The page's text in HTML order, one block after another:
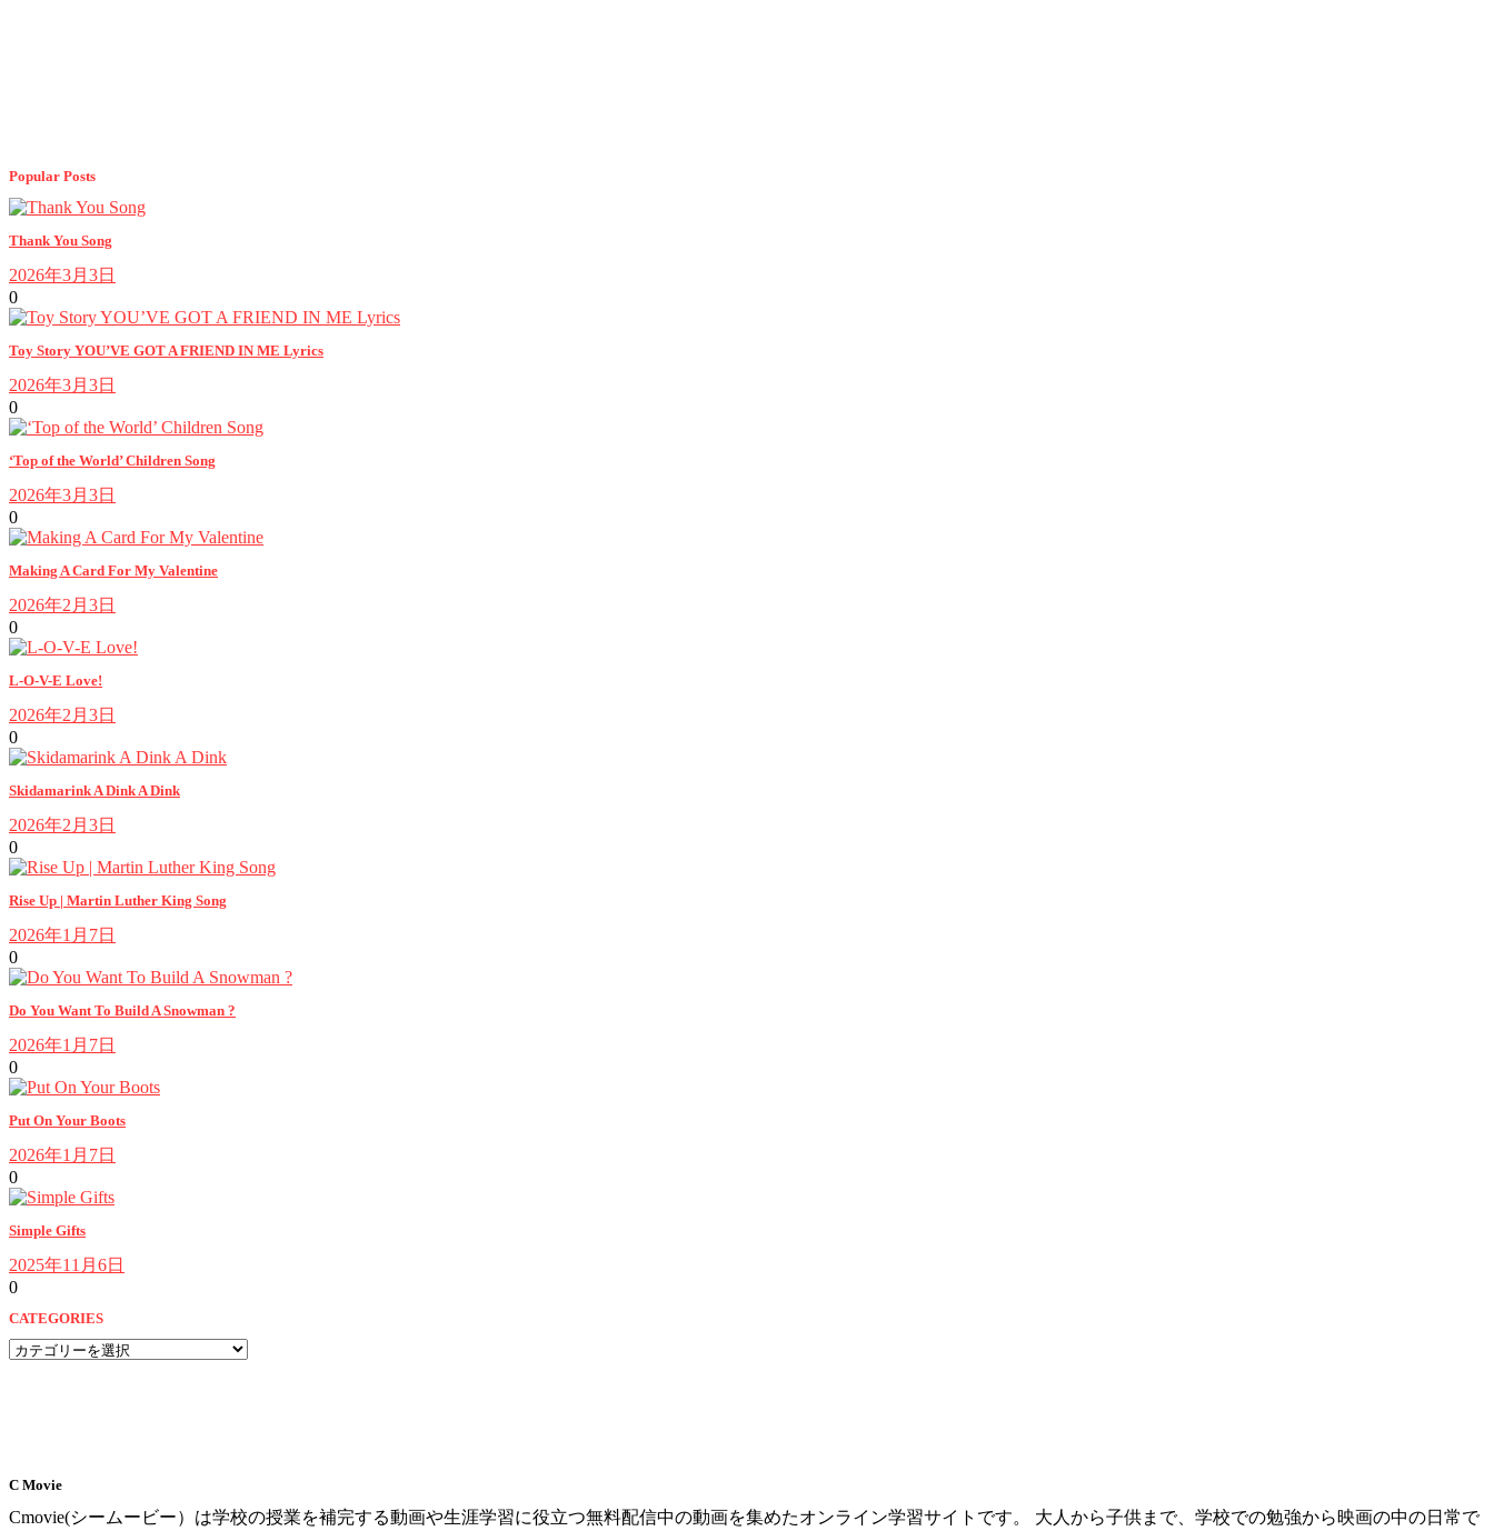
Popular Posts
Thank You Song
2026年3月3日
0
Toy Story YOU’VE GOT A FRIEND IN ME Lyrics
2026年3月3日
0
‘Top of the World’ Children Song
2026年3月3日
0
Making A Card For My Valentine
2026年2月3日
0
L-O-V-E Love!
2026年2月3日
0
Skidamarink A Dink A Dink
2026年2月3日
0
Rise Up | Martin Luther King Song
2026年1月7日
0
Do You Want To Build A Snowman ?
2026年1月7日
0
Put On Your Boots
2026年1月7日
0
Simple Gifts
2025年11月6日
0
CATEGORIES
CATEGORIES
C Movie
Cmovie(シームービー）は学校の授業を補完する動画や生涯学習に役立つ無料配信中の動画を集めたオンライン学習サイトです。 大人から子供まで、学校での勉強から映画の中の日常で